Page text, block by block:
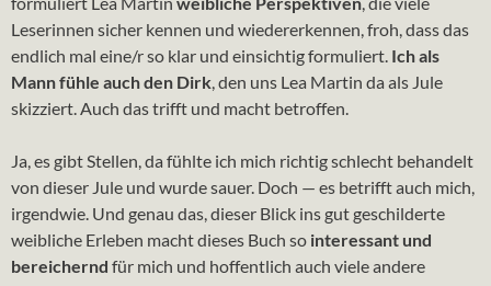
Leserinnen sicher kennen und wiedererkennen, froh, dass das
endlich mal eine/r so klar und einsichtig formuliert. Ich als
Mann fühle auch den Dirk, den uns Lea Martin da als Jule
skizziert. Auch das trifft und macht betroffen.
Ja, es gibt Stellen, da fühlte ich mich richtig schlecht behandelt
von dieser Jule und wurde sauer. Doch — es betrifft auch mich,
irgendwie. Und genau das, dieser Blick ins gut geschilderte
weibliche Erleben macht dieses Buch so interessant und
bereichernd für mich und hoffentlich auch viele andere